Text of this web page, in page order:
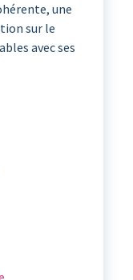
une
sur le
avec ses